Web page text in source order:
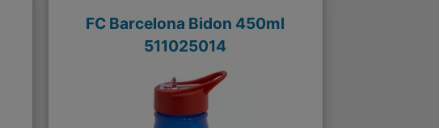
FC Barcelona Bidon 450ml
511025014